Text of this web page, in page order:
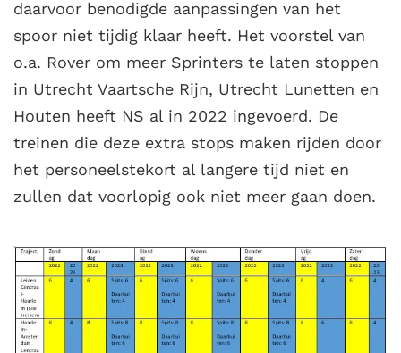
daarvoor benodigde aanpassingen van het
spoor niet tijdig klaar heeft. Het voorstel van
o.a. Rover om meer Sprinters te laten stoppen
in Utrecht Vaartsche Rijn, Utrecht Lunetten en
Houten heeft NS al in 2022 ingevoerd. De
treinen die deze extra stops maken rijden door
het personeelstekort al langere tijd niet en
zullen dat voorlopig ook niet meer gaan doen.